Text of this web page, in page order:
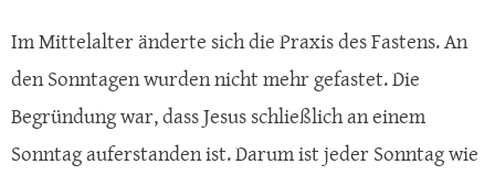
Im Mittelalter änderte sich die Praxis des Fastens. An
den Sonntagen wurden nicht mehr gefastet. Die
Begründung war, dass Jesus schließlich an einem
Sonntag auferstanden ist. Darum ist jeder Sonntag wie